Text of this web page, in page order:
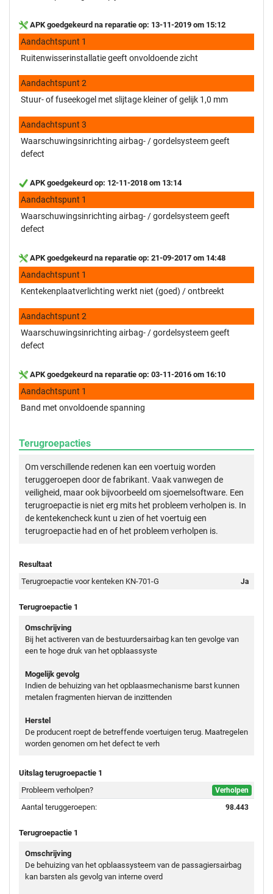
APK goedgekeurd na reparatie op: 13-11-2019 om 15:12
Aandachtspunt 1
Ruitenwisserinstallatie geeft onvoldoende zicht
Aandachtspunt 2
Stuur- of fuseekogel met slijtage kleiner of gelijk 1,0 mm
Aandachtspunt 3
Waarschuwingsinrichting airbag- / gordelsysteem geeft
defect
APK goedgekeurd op: 12-11-2018 om 13:14
Aandachtspunt 1
Waarschuwingsinrichting airbag- / gordelsysteem geeft
defect
APK goedgekeurd na reparatie op: 21-09-2017 om 14:48
Aandachtspunt 1
Kentekenplaatverlichting werkt niet (goed) / ontbreekt
Aandachtspunt 2
Waarschuwingsinrichting airbag- / gordelsysteem geeft
defect
APK goedgekeurd na reparatie op: 03-11-2016 om 16:10
Aandachtspunt 1
Band met onvoldoende spanning
Terugroepacties
Om verschillende redenen kan een voertuig worden
teruggeroepen door de fabrikant. Vaak vanwegen de
veiligheid, maar ook bijvoorbeeld om sjoemelsoftware. Een
terugroepactie is niet erg mits het probleem verholpen is. In
de kentekencheck kunt u zien of het voertuig een
terugroepactie had en of het probleem verholpen is.
Resultaat
Terugroepactie voor kenteken KN-701-G
Ja
Terugroepactie 1
Omschrijving
Bij het activeren van de bestuurdersairbag kan ten gevolge van
een te hoge druk van het opblaassyste
Mogelijk gevolg
Indien de behuizing van het opblaasmechanisme barst kunnen
metalen fragmenten hiervan de inzittenden
Herstel
De producent roept de betreffende voertuigen terug. Maatregelen
worden genomen om het defect te verh
Uitslag terugroepactie 1
Probleem verholpen?
Verholpen
Aantal teruggeroepen: 98.443
Terugroepactie 1
Omschrijving
De behuizing van het opblaassysteem van de passagiersairbag
kan barsten als gevolg van interne overd